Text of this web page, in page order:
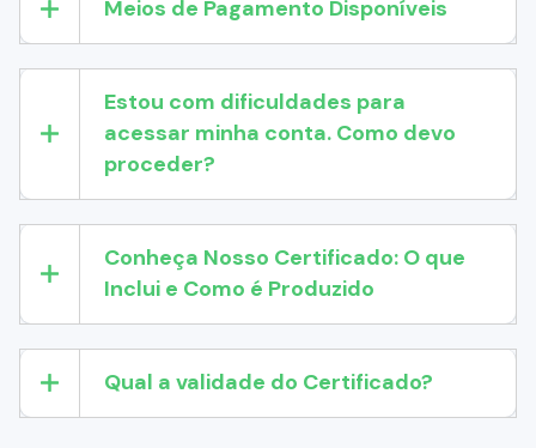
Meios de Pagamento Disponíveis
Estou com dificuldades para
acessar minha conta. Como devo
proceder?
Conheça Nosso Certificado: O que
Inclui e Como é Produzido
Qual a validade do Certificado?